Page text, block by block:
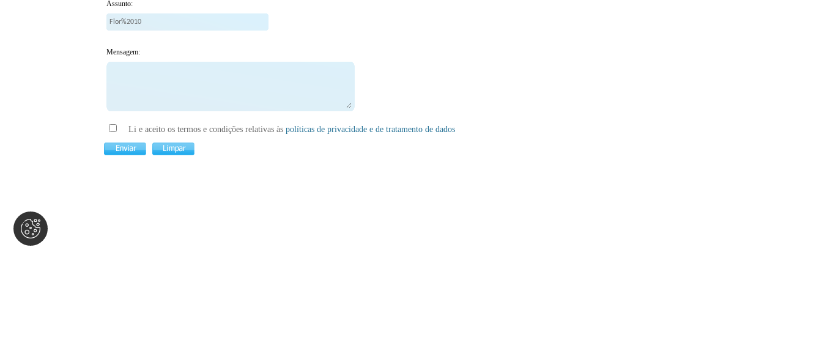
Assunto:
Mensagem:
Li e aceito os termos e condições relativas às políticas de privacidade e de tratamento de dados